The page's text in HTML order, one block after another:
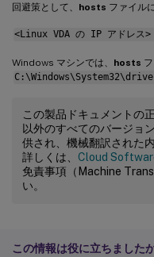
回避策として、 hosts ファイル
<Linux VDA の IP アドレ
Windows マシンでは、 hosts
この製品ドキュメントの
以外のすべてのバージョ
供され、機械翻訳された
詳しくは、 Cloud
免責事項（Machine
い。
この情報は役に立ちました